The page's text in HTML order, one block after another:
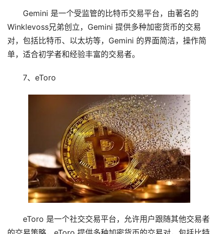
Gemini 是一个受监管的比特币交易平台，由著名的
Winklevoss兄弟创立，Gemini 提供多种加密货币的交易
对，包括比特币、以太坊等，Gemini 的界面简洁，操作简
单，适合初学者和经验丰富的交易者。
7、eToro
eToro 是一个社交交易平台，允许用户跟随其他交易者